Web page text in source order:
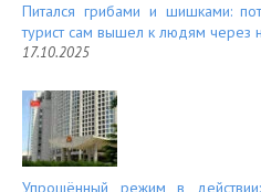
Питался грибами и шишками:
турист сам вышел к людям через
17.10.2025
Упрощённый режим в